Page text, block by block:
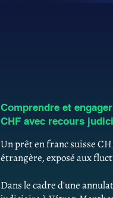
Comprendre et
CHF avec recours
Un prêt en franc suisse
étrangère, exposé aux
Dans le cadre d'une